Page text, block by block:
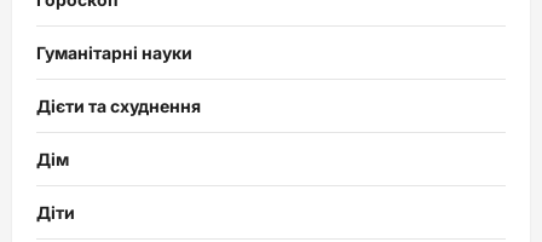
Гуманітарні науки
Дієти та схуднення
Дім
Діти